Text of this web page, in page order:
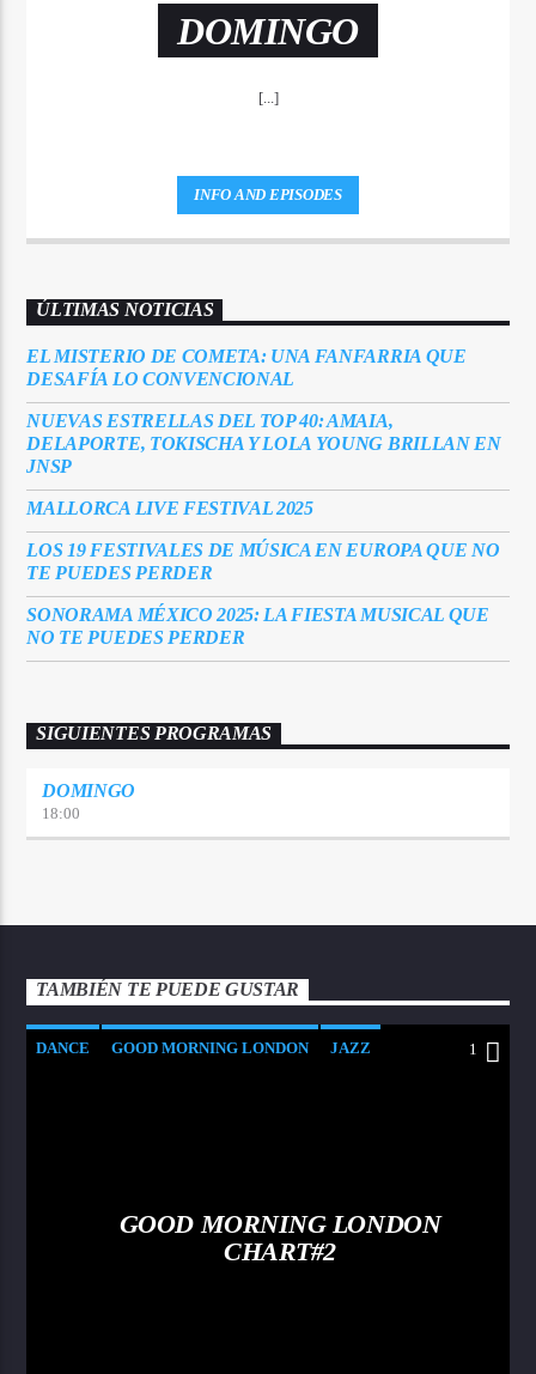
DOMINGO
[...]
INFO AND EPISODES
ÚLTIMAS NOTICIAS
EL MISTERIO DE COMETA: UNA FANFARRIA QUE
DESAFÍA LO CONVENCIONAL
NUEVAS ESTRELLAS DEL TOP 40: AMAIA,
DELAPORTE, TOKISCHA Y LOLA YOUNG BRILLAN EN
JNSP
MALLORCA LIVE FESTIVAL 2025
LOS 19 FESTIVALES DE MÚSICA EN EUROPA QUE NO
TE PUEDES PERDER
SONORAMA MÉXICO 2025: LA FIESTA MUSICAL QUE
NO TE PUEDES PERDER
SIGUIENTES PROGRAMAS
DOMINGO
18:00
TAMBIÉN TE PUEDE GUSTAR
DANCE GOOD MORNING LONDON JAZZ 1
GOOD MORNING LONDON
CHART#2